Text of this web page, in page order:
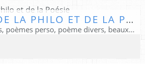
LE MONDE DE LA PHILO ET DE LA POÉSIE
Extraits de livres lus, poèmes perso, poème divers, beaux textes...